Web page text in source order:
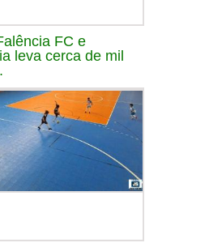
FC e
leva cerca de mil